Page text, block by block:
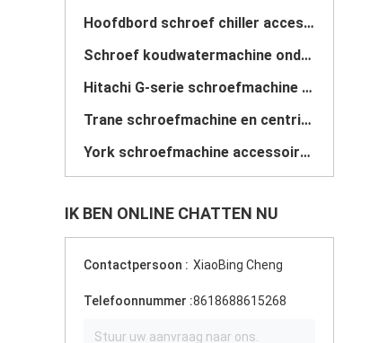
Hoofdbord schroef chiller accessoires
Schroef koudwatermachine onderdelen
Hitachi G-serie schroefmachine accessoires
Trane schroefmachine en centrifugaalaccessoires
York schroefmachine accessoires
IK BEN ONLINE CHATTEN NU
Contactpersoon : XiaoBing Cheng
Telefoonnummer :8618688615268